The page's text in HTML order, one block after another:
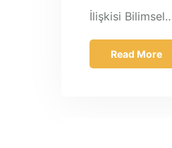
İlişkisi
Read More